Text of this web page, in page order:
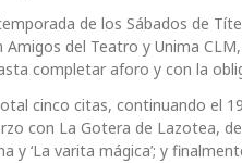
de los Sábados de
Amigos del Teatro y Unima
completar aforo y con la
cinco citas, continuando el
con La Gotera de Lazotea,
y ‘La varita mágica’; y